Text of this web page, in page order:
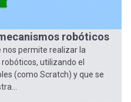
robóticos
permite realizar la
utilizando el
(como Scratch) y que se